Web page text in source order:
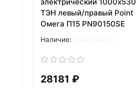
ТЭН левый/правый Point
Омега П15 PN90150SE
28181 ₽